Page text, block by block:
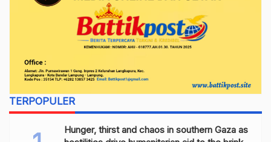
TERPOPULER
Hunger, thirst and chaos in southern Gaza as